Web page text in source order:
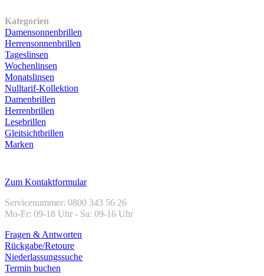
Kategorien
Damensonnenbrillen
Herrensonnenbrillen
Tageslinsen
Wochenlinsen
Monatslinsen
Nulltarif-Kollektion
Damenbrillen
Herrenbrillen
Lesebrillen
Gleitsichtbrillen
Marken
Zum Kontaktformular
Servicenummer: 0800 343 56 26
Mo-Fr: 09-18 Uhr - Sa: 09-16 Uhr
Fragen & Antworten
Rückgabe/Retoure
Niederlassungssuche
Termin buchen